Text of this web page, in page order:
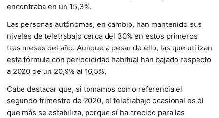
encontraba en un 15,3%.
Las personas autónomas, en cambio, han mantenido sus
niveles de teletrabajo cerca del 30% en estos primeros
tres meses del año. Aunque a pesar de ello, las que utilizan
esta fórmula con periodicidad habitual han bajado respecto
a 2020 de un 20,9% al 16,5%.
Cabe destacar que, si tomamos como referencia el
segundo trimestre de 2020, el teletrabajo ocasional es el
que más se estabiliza, porque sí ha crecido para las